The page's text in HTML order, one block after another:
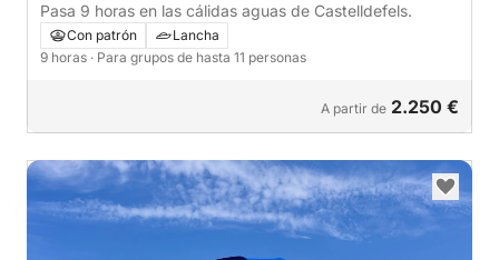
España
Pasa 9 horas en las cálidas aguas de Castelldefels.
Con patrón
Lancha
9 horas · Para grupos de hasta 11 personas
A partir de 2.250 €